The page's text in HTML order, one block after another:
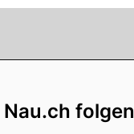
Nau.ch folgen